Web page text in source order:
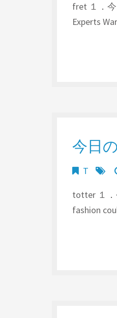
fret １．今
Experts
今日
T
totter １．
fashion